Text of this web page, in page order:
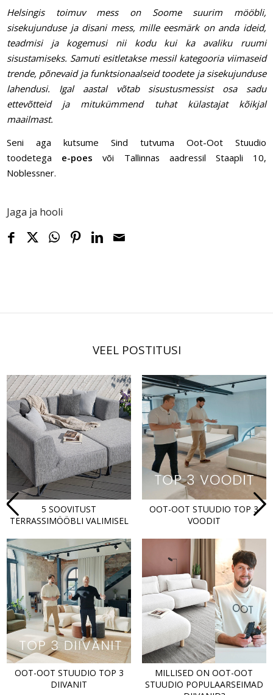
Helsingis toimuv mess on Soome suurim mööbli,
sisekujunduse ja disani mess, mille eesmärk on anda ideid,
teadmisi ja kogemusi nii kodu kui ka avaliku ruumi
sisustamiseks. Samuti esitletakse messil kategooria viimaseid
trende, põnevaid ja funktsionaalseid toodete ja sisekujunduse
lahendusi. Igal aastal võtab sisustusmessist osa sadu
ettevõtteid ja mitukümmend tuhat külastajat kõikjal
maailmast.
Seni aga kutsume Sind tutvuma Oot-Oot Stuudio
toodetega e-poes või Tallinnas aadressil Staapli 10,
Noblessner.
Jaga ja hooli
VEEL POSTITUSI
5 SOOVITUST
TERRASSIMÖÖBLI VALIMISEL
OOT-OOT STUUDIO TOP 3
VOODIT
OOT-OOT STUUDIO TOP 3
DIIVANIT
MILLISED ON OOT-OOT
STUUDIO POPULAARSEIMAD
Next